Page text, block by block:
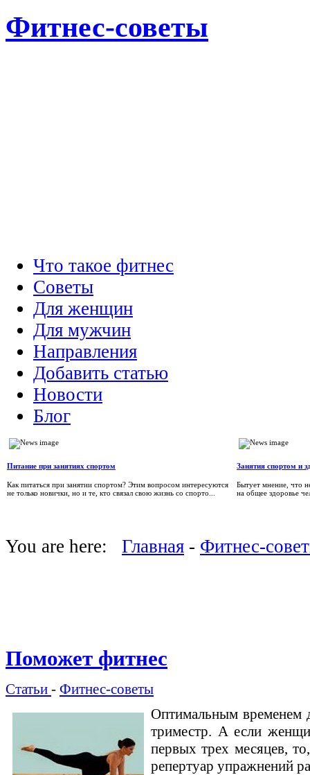
Фитнес-советы
Что такое фитнес
Советы
Для женщин
Для мужчин
Направления
Добавить статью
Новости
Блог
Питание при занятиях спортом
Как питаться при занятии спортом? Этим вопросом интересуются
не только новички, но и те, кто связал свою жизнь со спорто...
Занятия спортом и
Бытует мнение, что
на общее здоровье
You are here: Главная - Фитнес-
Поможет фитнес
Статьи - Фитнес-советы
Оптимальным временем
триместр. А если
первых трех месяцев,
репертуар упражнений